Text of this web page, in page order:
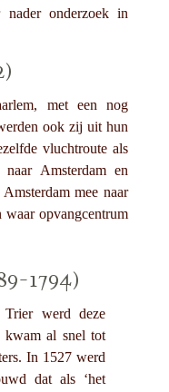
nader onderzoek in
met een nog
ook zij uit hun
vluchtroute als
Amsterdam en
mee naar
waar opvangcentrum
1794)
werd deze
kwam al snel tot
In 1527 werd
dat als ‘het